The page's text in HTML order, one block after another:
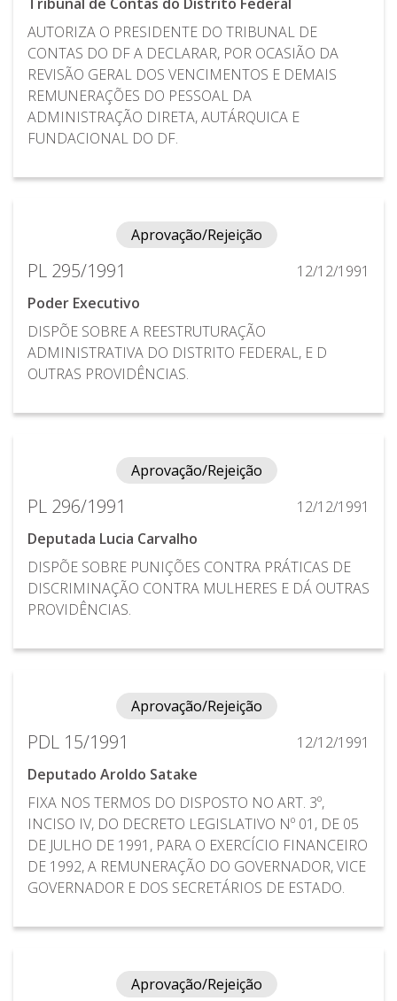
AUTORIZA O PRESIDENTE DO TRIBUNAL DE
CONTAS DO DF A DECLARAR, POR OCASIÃO DA
REVISÃO GERAL DOS VENCIMENTOS E DEMAIS
REMUNERAÇÕES DO PESSOAL DA
ADMINISTRAÇÃO DIRETA, AUTÁRQUICA E
FUNDACIONAL DO DF.
Aprovação/Rejeição
PL 295/1991
12/12/1991
Poder Executivo
DISPÕE SOBRE A REESTRUTURAÇÃO
ADMINISTRATIVA DO DISTRITO FEDERAL, E D
OUTRAS PROVIDÊNCIAS.
Aprovação/Rejeição
PL 296/1991
12/12/1991
Deputada Lucia Carvalho
DISPÕE SOBRE PUNIÇÕES CONTRA PRÁTICAS DE
DISCRIMINAÇÃO CONTRA MULHERES E DÁ OUTRAS
PROVIDÊNCIAS.
Aprovação/Rejeição
PDL 15/1991
12/12/1991
Deputado Aroldo Satake
FIXA NOS TERMOS DO DISPOSTO NO ART. 3º,
INCISO IV, DO DECRETO LEGISLATIVO Nº 01, DE 05
DE JULHO DE 1991, PARA O EXERCÍCIO FINANCEIRO
DE 1992, A REMUNERAÇÃO DO GOVERNADOR, VICE
GOVERNADOR E DOS SECRETÁRIOS DE ESTADO.
Aprovação/Rejeição